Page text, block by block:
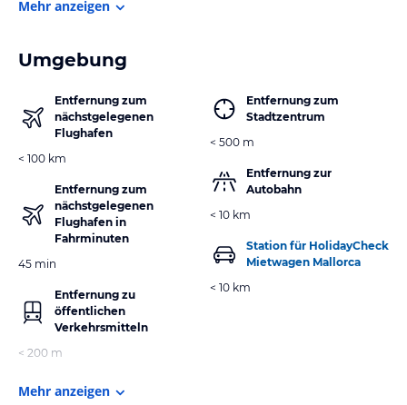
Mehr anzeigen
Umgebung
Entfernung zum
nächstgelegenen
Flughafen
< 100 km
Entfernung zum
nächstgelegenen
Flughafen in
Fahrminuten
45 min
Entfernung zu
öffentlichen
Verkehrsmitteln
< 200 m
Entfernung zum
Stadtzentrum
< 500 m
Entfernung zur
Autobahn
< 10 km
Station für HolidayCheck
Mietwagen Mallorca
< 10 km
Mehr anzeigen